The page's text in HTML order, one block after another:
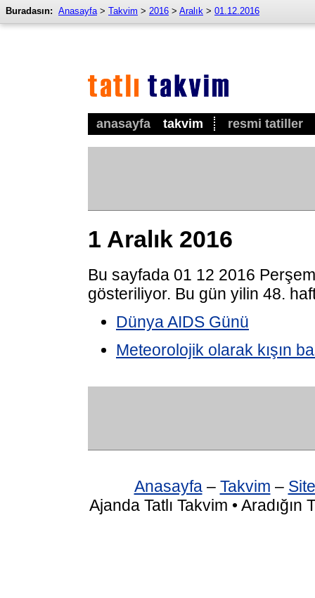
anasayfa takvim resmi tatiller
Buradasın: Anasayfa> Takvim > 2016 > Aralık > 01.12.2016
1 Aralık 2016
Bu sayfada 01 12 2016
gösteriliyor. Bu gün yilin 48.
Dünya AIDS Günü
Meteorolojik olarak kışın
Anasayfa– Takvim –
Ajanda Tatlı Takvim •